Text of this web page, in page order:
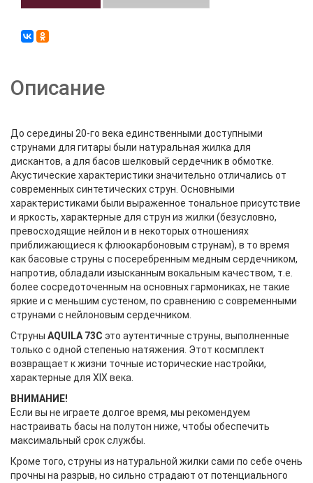
Описание
До середины 20-го века единственными доступными
струнами для гитары были натуральная жилка для
дискантов, а для басов шелковый сердечник в обмотке.
Акустические характеристики значительно отличались от
современных синтетических струн. Основными
характеристиками были выраженное тональное присутствие
и яркость, характерные для струн из жилки (безусловно,
превосходящие нейлон и в некоторых отношениях
приближающиеся к флюокарбоновым струнам), в то время
как басовые струны с посеребренным медным сердечником,
напротив, обладали изысканным вокальным качеством, т.е.
более сосредоточенным на основных гармониках, не такие
яркие и с меньшим сустеном, по сравнению с современными
струнами с нейлоновым сердечником.
Струны AQUILA 73C это аутентичные струны, выполненные
только с одной степенью натяжения. Этот космплект
возвращает к жизни точные исторические настройки,
характерные для XIX века.
ВНИМАНИЕ!
Если вы не играете долгое время, мы рекомендуем
настраивать басы на полутон ниже, чтобы обеспечить
максимальный срок службы.
Кроме того, струны из натуральной жилки сами по себе очень
прочны на разрыв, но сильно страдают от потенциального